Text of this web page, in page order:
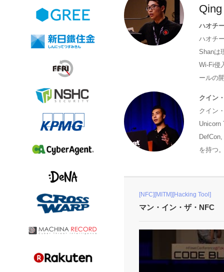
ハオチ
ハオチ
Shanは
Wi-Fi侵
ールの
クイン
クイン
Unicorn
を持つ
[NFC][MITM][Hacking Tool]
マン・イン・ザ・NFC